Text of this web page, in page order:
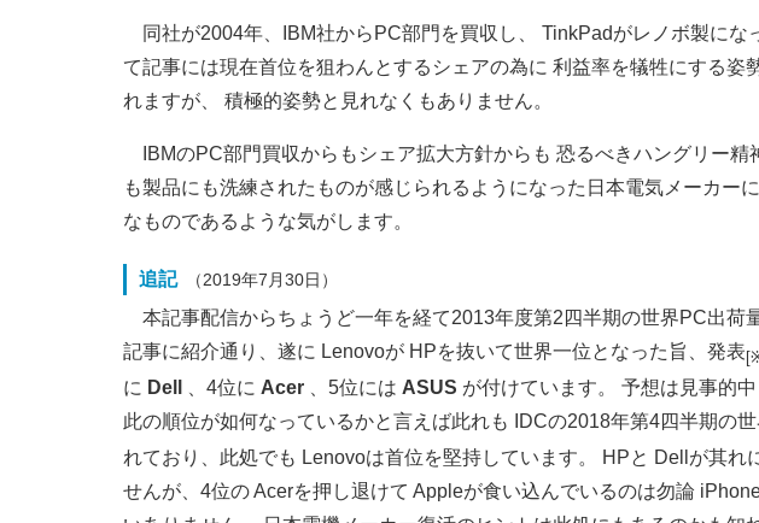
同社が2004年、IBM社からPC部門を買収し、 TinkPadがレノボ製にな
て記事には現在首位を狙わんとするシェアの為に 利益率を犠牲にする姿
れますが、 積極的姿勢と見れなくもありません。
IBMのPC部門買収からもシェア拡大方針からも 恐るべきハングリー
も製品にも洗練されたものが感じられるようになった日本電気メーカー
なものであるような気がします。
追記 （2019年7月30日）
本記事配信からちょうど一年を経て2013年度第2四半期の世界PC出荷
記事に紹介通り、遂に Lenovoが HPを抜いて世界一位となった旨、発表
に Dell 、4位に Acer 、5位には ASUS が付けています。 予想は見事的
此の順位が如何なっているかと言えば此れも IDCの2018年第4四半期の
れており、此処でも Lenovoは首位を堅持しています。 HPと Dellが其れ
せんが、4位の Acerを押し退けて Appleが食い込んでいるのは勿論